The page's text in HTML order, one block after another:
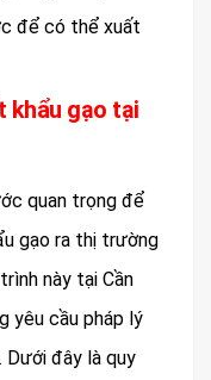
để có thể xuất
khẩu gạo tại
quan trọng để
gạo ra thị trường
này tại Cần
yêu cầu pháp lý
đây là quy